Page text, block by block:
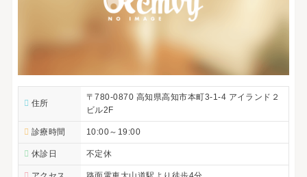
住所
〒780-0870 高知県高知市本町3-1-4 アイランド２
ビル2F
診療時間 10:00～19:00
休診日 不定休